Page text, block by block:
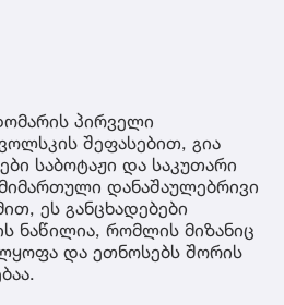
პირველი
შეფასებით, გია
საბოტაჟი და საკუთარი
დანაშაულებრივი
ეს განცხადებები
ნაწილია, რომლის მიზანიც
და ეთნოსებს შორის